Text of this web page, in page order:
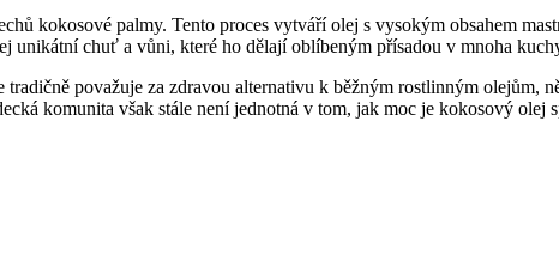
kokosové palmy. Tento proces vytváří olej s vysokým obsahem
chuť a vůni, které ho dělají oblíbeným přísadou v mnoha
považuje za zdravou alternativu k běžným rostlinným olejům,
komunita však stále není jednotná v tom, jak moc je kokosový olej